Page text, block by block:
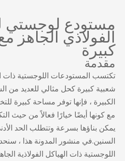
مستودع لوجستي
الفولاذي الجاهز
كبيرة
مقدمة
تكتسب المستودعات اللوجستية ذات
شعبية كبيرة كحل مثالي للعديد من
الكبيرة ، فإنها توفر مساحة كبيرة
مع كونها أيضًا خيارًا فعالاً من حيث
يمكن بناؤها بسرعة وتتطلب الحد
السنين.في منشور المدونة هذا ،
اللوجستية ذات الهياكل الفولاذية